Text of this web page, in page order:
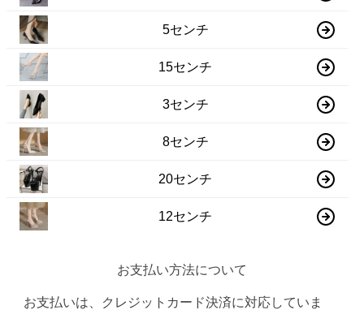
5センチ
15センチ
3センチ
8センチ
20センチ
12センチ
お支払い方法について
お支払いは、クレジットカード決済に対応していま